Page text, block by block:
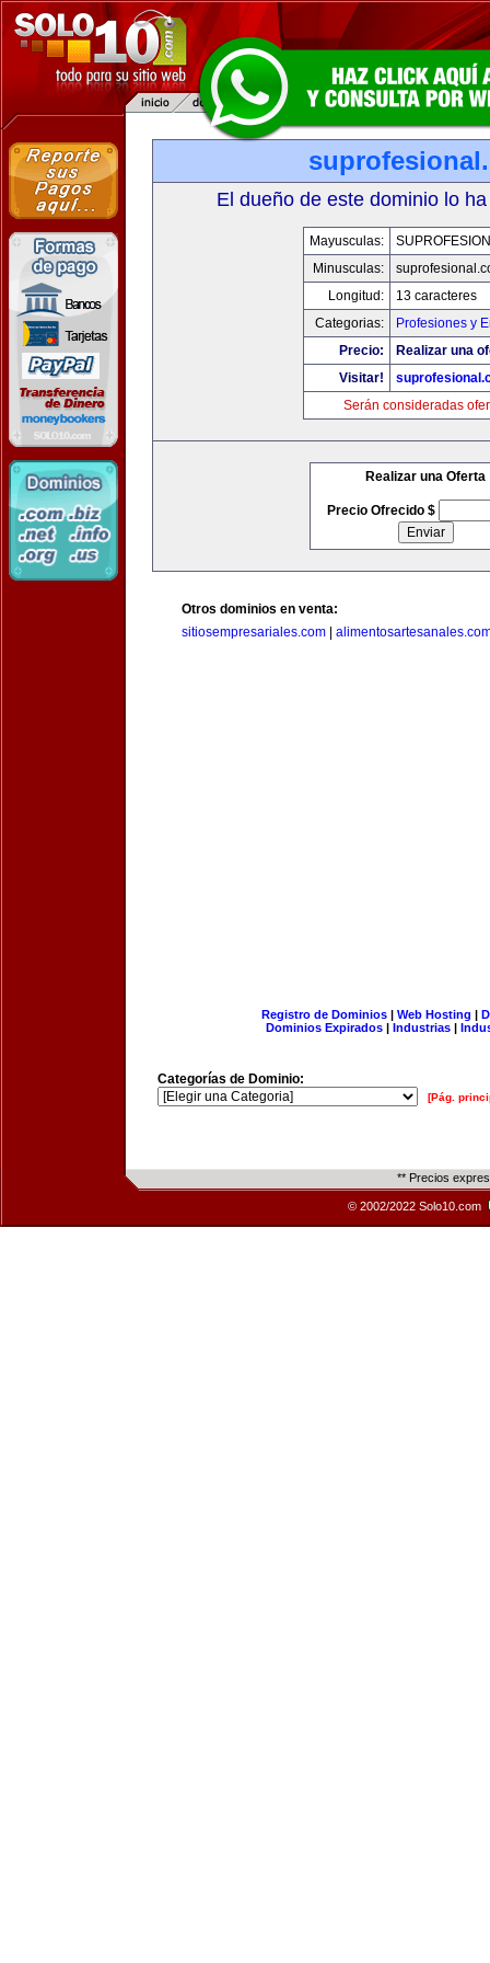
El dueño de este dominio lo
Mayusculas:
Minusculas:
Longitud:
13 caracteres
Categorias:
Profesiones y
Precio:
Realizar una
Visitar!
Serán consideradas
Realizar una Oferta
Precio Ofrecido $
Otros dominios en venta:
sitiosempresariales.com
Registro de Dominios| Web Hosting |
Dominios Expirados | Industrias |
Categorías de Dominio:
[Pág.
** Precios
© 2002/2022 Solo10.com